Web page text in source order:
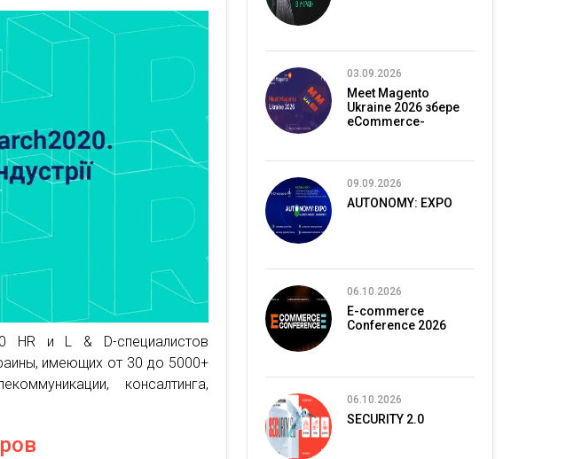
HR и L & D-специалистов
имеющих от 30 до 5000+
консалтинга,
03.09.2026
Meet Magento
Ukraine 2026 збере
eCommerce-
09.09.2026
AUTONOMY: EXPO
06.10.2026
E-commerce
Conference 2026
06.10.2026
SECURITY 2.0